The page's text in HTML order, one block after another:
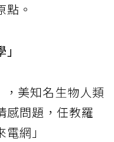
。
美知名生物人類
感問題，任教羅
網」